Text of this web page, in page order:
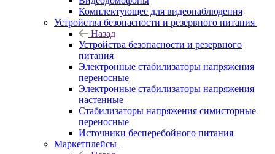
Комплектующее для видеонаблюдения
Устройства безопасности и резервного питания
Назад
Устройства безопасности и резервного
питания
Электронные стабилизаторы напряжения
переносные
Электронные стабилизаторы напряжения
настенные
Стабилизаторы напряжения симисторные
переносные
Источники бесперебойного питания
Маркетплейсы